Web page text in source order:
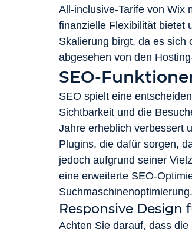
All-inclusive-Tarife von Wix
finanzielle Flexibilität bietet
Skalierung birgt, da es sich
abgesehen von den
SEO-
SEO spielt eine
Sichtbarkeit und die
Jahre erheblich verbessert
Plugins, die dafür sorgen,
jedoch aufgrund seiner
eine erweiterte SEO-
Suchmaschinenoptimierung.
Responsive
Achten Sie darauf, dass